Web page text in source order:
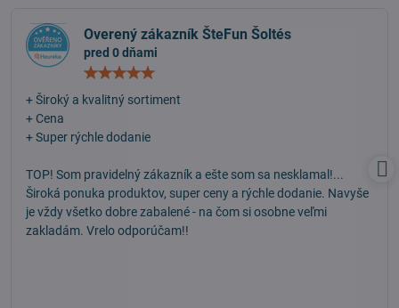
Overený zákazník ŠteFun Šoltés
pred 0 dňami
+ Široký a kvalitný sortiment
+ Cena
+ Super rýchle dodanie
TOP! Som pravidelný zákazník a ešte som sa nesklamal!...
Široká ponuka produktov, super ceny a rýchle dodanie. Navyše
je vždy všetko dobre zabalené - na čom si osobne veľmi
zakladám. Vrelo odporúčam!!